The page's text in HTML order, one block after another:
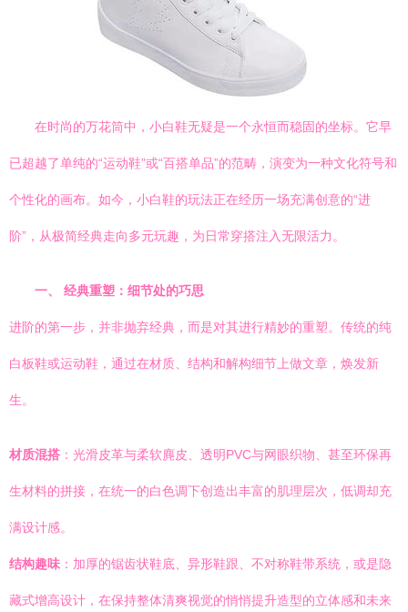
在时尚的万花筒中，小白鞋无疑是一个永恒而稳固的坐标。它早
已超越了单纯的“运动鞋”或“百搭单品”的范畴，演变为一种文化符号和
个性化的画布。如今，小白鞋的玩法正在经历一场充满创意的“进
阶”，从极简经典走向多元玩趣，为日常穿搭注入无限活力。
一、 经典重塑：细节处的巧思
进阶的第一步，并非抛弃经典，而是对其进行精妙的重塑。传统的纯
白板鞋或运动鞋，通过在材质、结构和解构细节上做文章，焕发新
生。
材质混搭 ：光滑皮革与柔软麂皮、透明PVC与网眼织物、甚至环保再
生材料的拼接，在统一的白色调下创造出丰富的肌理层次，低调却充
满设计感。
结构趣味 ：加厚的锯齿状鞋底、异形鞋跟、不对称鞋带系统，或是隐
藏式增高设计，在保持整体清爽视觉的悄悄提升造型的立体感和未来